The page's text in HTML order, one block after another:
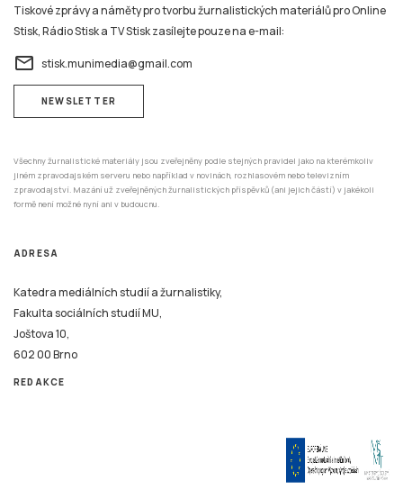
Tiskové zprávy a náměty pro tvorbu žurnalistických materiálů pro Online
Stisk, Rádio Stisk a TV Stisk zasílejte pouze na e-mail:
email stisk.munimedia@gmail.com
NEWSLETTER
Všechny žurnalistické materiály jsou zveřejněny podle stejných pravidel jako na kterémkoliv
jiném zpravodajském serveru nebo například v novinách, rozhlasovém nebo televizním
zpravodajství. Mazání už zveřejněných žurnalistických příspěvků (ani jejich částí) v jakékoli
formě není možné nyní ani v budoucnu.
ADRESA
Katedra mediálních studií a žurnalistiky,
Fakulta sociálních studií MU,
Joštova 10,
602 00 Brno
REDAKCE